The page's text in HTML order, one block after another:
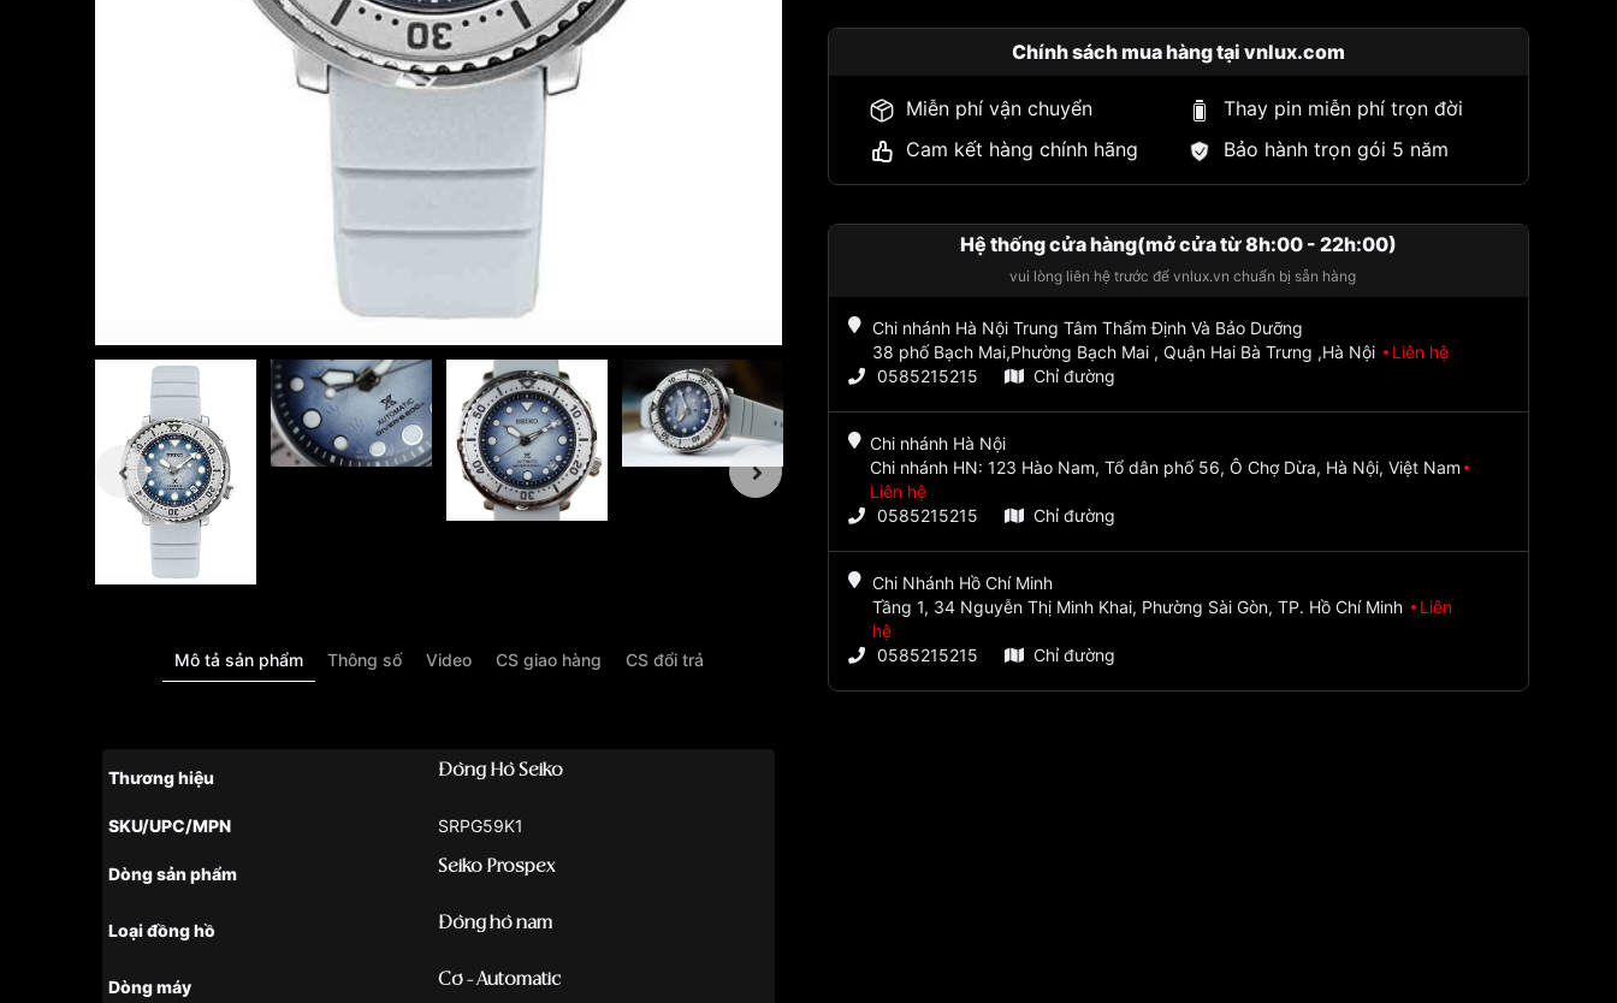
Mô tả sản phẩm Thông số Video CS giao hàng CS đổi trả
Thương hiệu Đồng Hồ Seiko
SKU/UPC/MPN SRPG59K1
Dòng sản phẩm Seiko Prospex
Loại đồng hồ Đồng hồ nam
Dòng máy Cơ - Automatic
Chính sách mua hàng tại vnlux.com
Miễn phí vận chuyển
Thay pin miễn phí trọn đời
Cam kết hàng chính hãng
Bảo hành trọn gói 5 năm
Hệ thống cửa hàng(mở cửa từ 8h:00 - 22h:00)
vui lòng liên hệ trước để vnlux.vn chuẩn bị sẵn hàng
Chi nhánh Hà Nội Trung Tâm Thẩm Định Và Bảo Dưỡng
38 phố Bạch Mai,Phường Bạch Mai , Quận Hai Bà Trưng ,Hà Nội
Liên hệ
0585215215
Chỉ đường
Chi nhánh Hà Nội
Chi nhánh HN: 123 Hào Nam, Tổ dân phố 56, Ô Chợ Dừa, Hà Nội, Việt Nam
Liên hệ
0585215215
Chỉ đường
Chi Nhánh Hồ Chí Minh
Tầng 1, 34 Nguyễn Thị Minh Khai, Phường Sài Gòn, TP. Hồ Chí Minh
Liên
hệ
0585215215
Chỉ đường